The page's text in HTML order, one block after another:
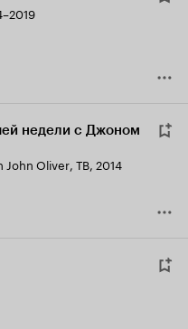
недели с Джоном
John Oliver, ТВ, 2014